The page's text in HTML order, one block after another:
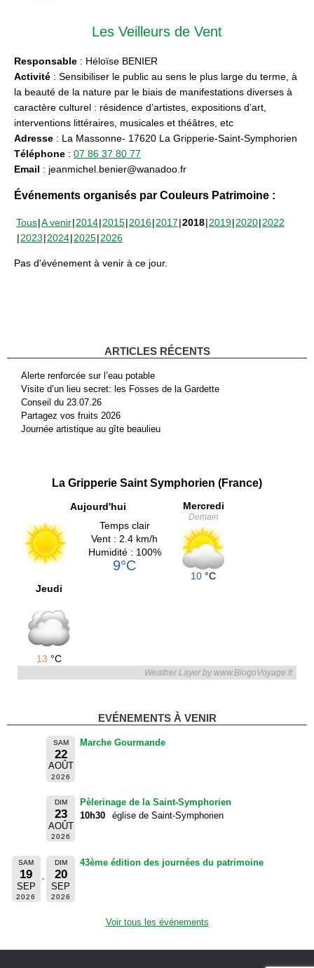
Les Veilleurs de Vent
Responsable : Héloïse BENIER
Activité : Sensibiliser le public au sens le plus large du terme, à
la beauté de la nature par le biais de manifestations diverses à
caractère culturel : résidence d’artistes, expositions d’art,
interventions littéraires, musicales et théâtres, etc
Adresse : La Massonne- 17620 La Gripperie-Saint-Symphorien
Téléphone : 07 86 37 80 77
Email : jeanmichel.benier@wanadoo.fr
Événements organisés par Couleurs Patrimoine :
Tous A venir 2014 2015 2016 2017 2018 2019 2020 2022
2023 2024 2025 2026
Pas d'événement à venir à ce jour.
ARTICLES RÉCENTS
Alerte renforcée sur l’eau potable
Visite d’un lieu secret: les Fosses de la Gardette
Conseil du 23.07.26
Partagez vos fruits 2026
Journée artistique au gîte beaulieu
La Gripperie Saint Symphorien (France)
Aujourd'hui
Temps clair
Vent : 2.4 km/h
Humidité : 100%
9°C
Mercredi
Demain
10 °C
Jeudi
13 °C
Weather Layer by www.BlogoVoyage.fr
EVÉNEMENTS À VENIR
SAM
22
AOÛT
2026
Marche Gourmande
DIM
23
AOÛT
2026
Pèlerinage de la Saint-Symphorien
10h30
église de Saint-Symphorien
SAM
19
SEP
2026
DIM
20
SEP
2026
43ème édition des journées du patrimoine
Voir tous les événements